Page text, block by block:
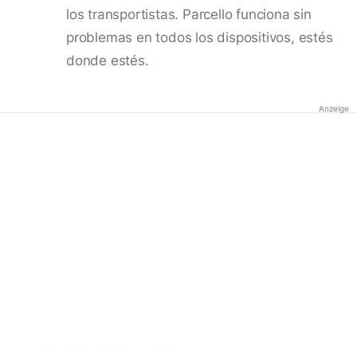
los transportistas. Parcello funciona sin
problemas en todos los dispositivos, estés
donde estés.
Anzeige